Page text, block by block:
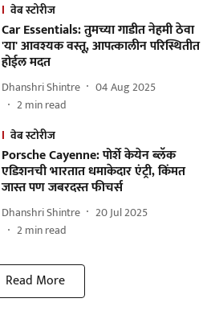
वेब स्टोरीज
Car Essentials: तुमच्या गाडीत नेहमी ठेवा
'या' आवश्यक वस्तू, आपत्कालीन परिस्थितीत
होईल मदत
Dhanshri Shintre
04 Aug 2025
2min read
वेब स्टोरीज
Porsche Cayenne: पोर्शे केयेन ब्लॅक
एडिशनची भारतात धमाकेदार एंट्री, किंमत
जास्त पण जबरदस्त फीचर्स
Dhanshri Shintre
20 Jul 2025
2min read
Read More